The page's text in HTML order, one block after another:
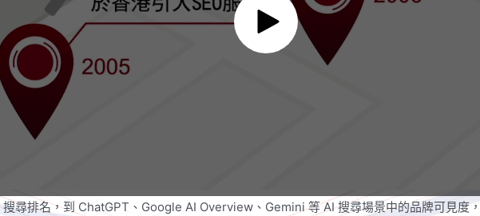
尋排名，到 ChatGPT、Google AI Overview、Gemini 等 AI 搜尋場景中的品牌可見度